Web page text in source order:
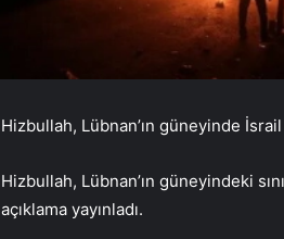
Hizbullah, Lübnan’ın güneyinde
Hizbullah, Lübnan’ın güneyindeki
açıklama yayınladı.